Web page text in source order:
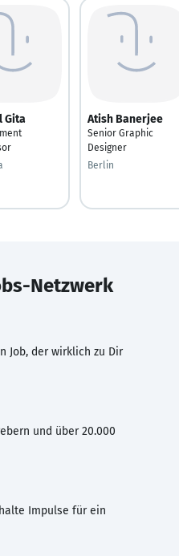
Gita Atish Banerjee
Senior Graphic
Designer
Berlin
Netzwerk
Job, der wirklich zu Dir
und über 20.000
Impulse für ein